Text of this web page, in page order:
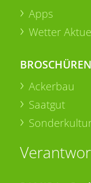
Apps
Wetter
BROSCHÜREN
Ackerbau
Saatgut